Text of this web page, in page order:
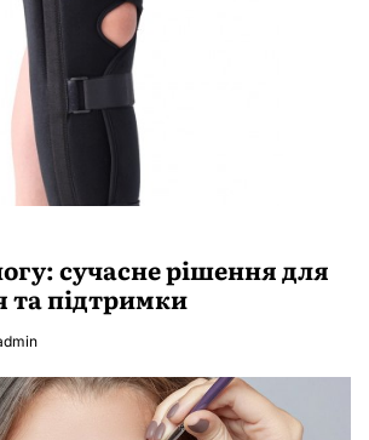
сучасне рішення для
та підтримки